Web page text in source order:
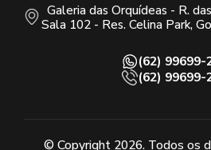
Galeria das Orquídeas - R.
Sala 102 - Res. Celina Park,
(62) 99699-
(62) 99699-
© Copyright 2026. Todos os